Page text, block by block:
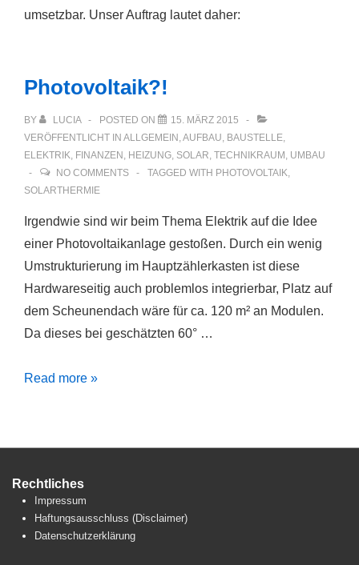
umsetzbar. Unser Auftrag lautet daher:
Photovoltaik?!
BY LUCIA POSTED ON
15. MÄRZ 2015
VERÖFFENTLICHT IN ALLGEMEIN ,AUFBAU, BAUSTELLE,
ELEKTRIK, FINANZEN , HEIZUNG, SOLAR, TECHNIKRAUM , UMBAU
NO COMMENTS
TAGGED WITH PHOTOVOLTAIK,
SOLARTHERMIE
Irgendwie sind wir beim Thema Elektrik auf die Idee
einer Photovoltaikanlage gestoßen. Durch ein wenig
Umstrukturierung im Hauptzählerkasten ist diese
Hardwareseitig auch problemlos integrierbar, Platz auf
dem Scheunendach wäre für ca. 120 m² an Modulen.
Da dieses bei geschätzten 60° …
Photovoltaik?!
Read more »
Rechtliches
Impressum
Haftungsausschluss (Disclaimer)
Datenschutzerklärung